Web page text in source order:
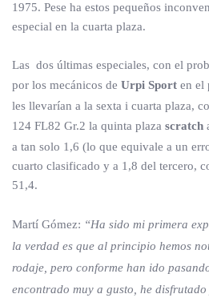
1975. Pese ha estos pequeños
especial en la cuarta plaza.
Las dos últimas especiales, con el
por los mecánicos de Urpi Sport en el
les llevarían a la sexta i cuarta plaza,
124 FL82 Gr.2 la quinta plaza scratch
a tan solo 1,6 (lo que equivale a un
cuarto clasificado y a 1,8 del tercero,
51,4.
Martí Gómez: “Ha sido mi primera
la verdad es que al principio hemos
rodaje, pero conforme han ido
encontrado muy a gusto, he